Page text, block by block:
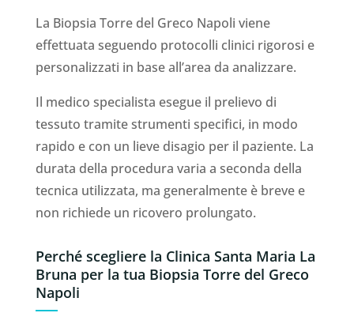
La Biopsia Torre del Greco Napoli viene
effettuata seguendo protocolli clinici rigorosi e
personalizzati in base all’area da analizzare.
Il medico specialista esegue il prelievo di
tessuto tramite strumenti specifici, in modo
rapido e con un lieve disagio per il paziente. La
durata della procedura varia a seconda della
tecnica utilizzata, ma generalmente è breve e
non richiede un ricovero prolungato.
Perché scegliere la Clinica Santa Maria La
Bruna per la tua Biopsia Torre del Greco
Napoli